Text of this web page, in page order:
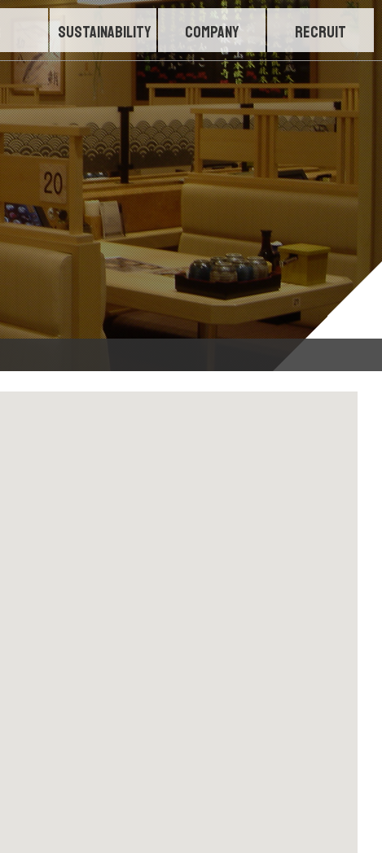
SUSTAINABILITY COMPANY RECRUIT